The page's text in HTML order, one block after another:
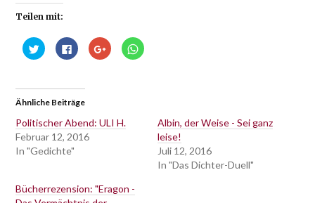
Teilen mit:
Klick,
um
teilen
(Wird
in
Fenster
geöffnet)
Klick,
um
teilen
in
Fenster
geöffnet)
Zum
Teilen
geöffnet)
Klicken,
um
Fenster
geöffnet)
Ähnliche Beiträge
Politischer Abend: ULI H.
Februar 12, 2016
In "Gedichte"
Albin, der Weise - Sei ganz
leise!
Juli 12, 2016
In "Das Dichter-Duell"
Bücherrezension: "Eragon -